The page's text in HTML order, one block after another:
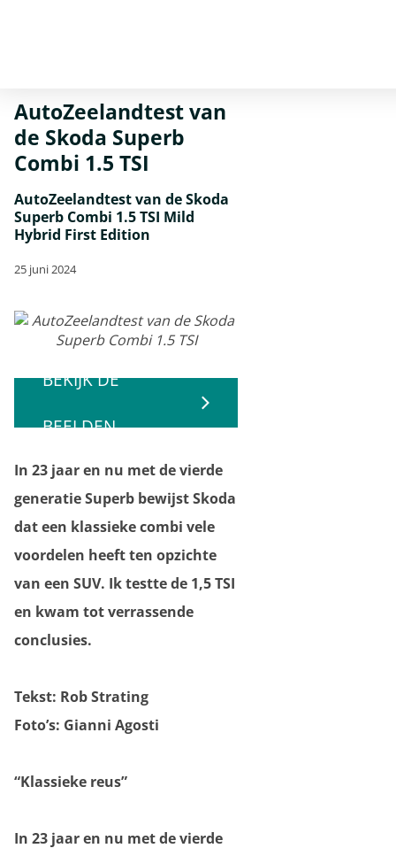
AutoZeelandtest van
de Skoda Superb
Combi 1.5 TSI
AutoZeelandtest van de Skoda
Superb Combi 1.5 TSI Mild
Hybrid First Edition
25 juni 2024
BEKIJK DE
BEELDEN
In 23 jaar en nu met de vierde
generatie Superb bewijst Skoda
dat een klassieke combi vele
voordelen heeft ten opzichte
van een SUV. Ik testte de 1,5 TSI
en kwam tot verrassende
conclusies.
Tekst: Rob Strating
Foto’s: Gianni Agosti
“Klassieke reus”
In 23 jaar en nu met de vierde